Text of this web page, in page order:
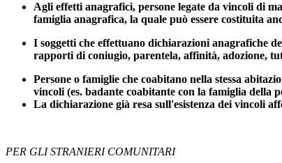
Agli effetti anagrafici, persone legate da vincoli di
famiglia anagrafica, la quale può essere costituita
I soggetti che effettuano dichiarazioni anagrafiche
rapporti di coniugio, parentela, affinità, adozione,
Persone o famiglie che coabitano nella stessa
vincoli (es. badante coabitante con la famiglia della
La dichiarazione già resa sull'esistenza dei vincoli
PER GLI STRANIERI COMUNITARI